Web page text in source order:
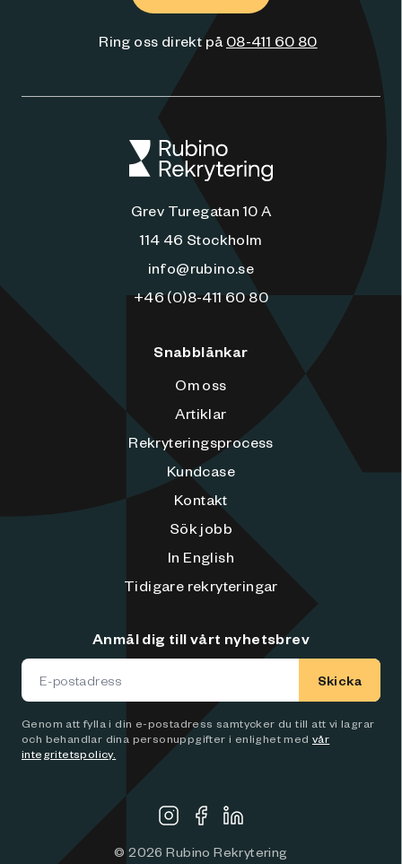
Ring oss direkt på 08-411 60 80
Grev Turegatan 10 A
114 46 Stockholm
info@rubino.se
+46 (0)8-411 60 80
Snabblänkar
Om oss
Artiklar
Rekryteringsprocess
Kundcase
Kontakt
Sök jobb
In English
Tidigare rekryteringar
Anmäl dig till vårt nyhetsbrev
Skicka
Genom att fylla i din e-postadress samtycker du till att vi lagrar
och behandlar dina personuppgifter i enlighet med vår
integritetspolicy.
©2026 Rubino Rekrytering